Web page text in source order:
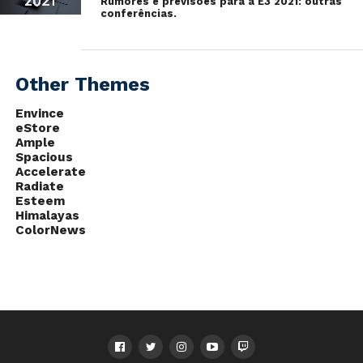
de Brasília, com a conferência da Microsoft na E3 2019.
com informações de
conferências.
Other Themes
Envince
eStore
Ample
Spacious
Accelerate
Radiate
Esteem
Himalayas
ColorNews